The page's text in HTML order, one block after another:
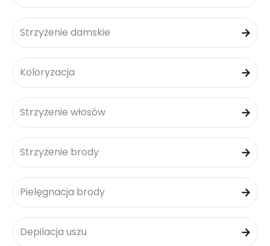
Strzyżenie damskie
Koloryzacja
Strzyżenie włosów
Strzyżenie brody
Pielęgnacja brody
Depilacja uszu